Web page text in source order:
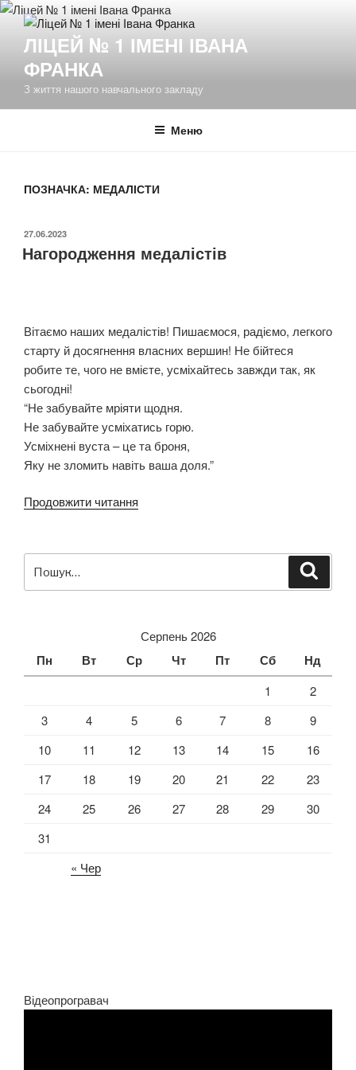
Перейти
вмістуЛІЦЕЙ № 1 ІМЕНІ ІВАНА
ФРАНКА
З життя нашого навчального закладу
Меню
ПОЗНАЧКА: МЕДАЛІСТИ
ОПУБЛІКОВАНО
27.06.2023
Нагородження медалістів
Вітаємо наших медалістів! Пишаємося, радіємо, легкого
старту й досягнення власних вершин! Не бійтеся
робите те, чого не вмієте, усміхайтесь завжди так, як
сьогодні!
“Не забувайте мріяти щодня.
Не забувайте усміхатись горю.
Усміхнені вуста – це та броня,
Яку не зломить навіть ваша доля.”
Продовжити читання
за
Серпень 2026
Пн Вт Ср Чт Пт Сб Нд
1
2
3
4 5 6 7 8
9
10
11 12 13 14 15
16
17
18 19 20 21 22
23
24
25 26 27 28 29
30
31
« Чер
Відеопрогравач